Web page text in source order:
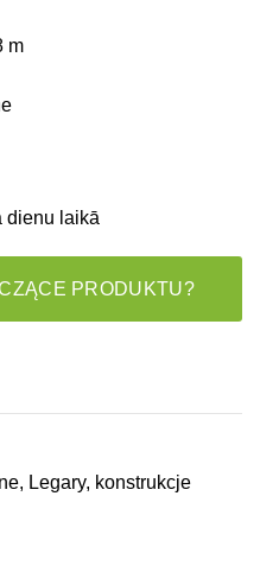
m
dienu laikā
PRODUKTU?
, Legary, konstrukcje